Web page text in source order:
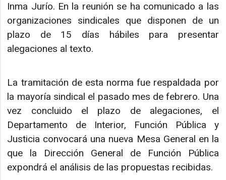
Inma Jurío. En la reunión se ha comunicado a las
organizaciones sindicales que disponen de un
plazo de 15 días hábiles para presentar
alegaciones al texto.
La tramitación de esta norma fue respaldada por
la mayoría sindical el pasado mes de febrero. Una
vez concluido el plazo de alegaciones, el
Departamento de Interior, Función Pública y
Justicia convocará una nueva Mesa General en la
que la Dirección General de Función Pública
expondrá el análisis de las propuestas recibidas.